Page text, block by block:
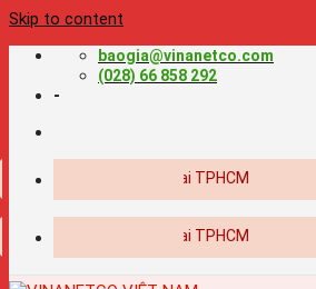
Skip to content
baogia@vinanetco.com
(028) 66 858 292
-